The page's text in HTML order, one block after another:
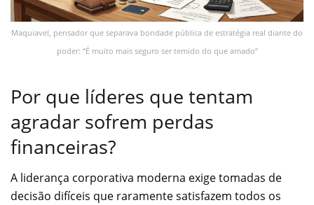
Maquiavel, pensador que separava bondade pública de estratégia real diante do
poder: “É muito mais seguro ser temido do que amado”
Por que líderes que tentam
agradar sofrem perdas
financeiras?
A liderança corporativa moderna exige tomadas de
decisão difíceis que raramente satisfazem todos os